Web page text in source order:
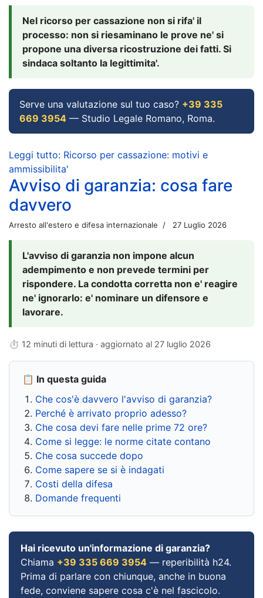
Nel ricorso per cassazione non si rifa' il
processo: non si riesaminano le prove ne' si
propone una diversa ricostruzione dei fatti. Si
sindaca soltanto la legittimita'.
Serve una valutazione sul tuo caso? +39 335
669 3954 — Studio Legale Romano, Roma.
Leggi tutto: Ricorso per cassazione: motivi e
ammissibilita'
Avviso di garanzia: cosa fare
davvero
Arresto all'estero e difesa internazionale 27 Luglio 2026
L'avviso di garanzia non impone alcun
adempimento e non prevede termini per
rispondere. La condotta corretta non e' reagire
ne' ignorarlo: e' nominare un difensore e
lavorare.
⏱ 12 minuti di lettura · aggiornato al 27 luglio 2026
📋 In questa guida
Che cos'è davvero l'avviso di garanzia?
Perché è arrivato proprio adesso?
Che cosa devi fare nelle prime 72 ore?
Come si legge: le norme citate contano
Che cosa succede dopo
Come sapere se si è indagati
Costi della difesa
Domande frequenti
Hai ricevuto un'informazione di garanzia?
Chiama +39 335 669 3954 — reperibilità h24.
Prima di parlare con chiunque, anche in buona
fede, conviene sapere cosa c'è nel fascicolo.